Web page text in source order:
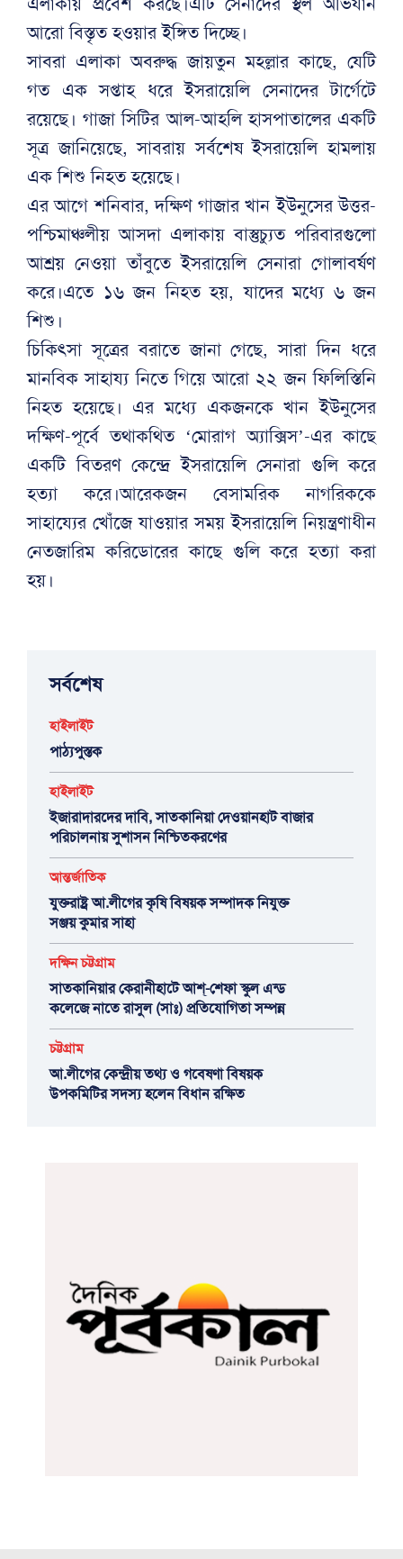
আরো বিস্তৃত হওয়ার ইঙ্গিত দিচ্ছে।
সাবরা এলাকা অবরুদ্ধ জায়তুন মহল্লার কাছে, যেটি
গত এক সপ্তাহ ধরে ইসরায়েলি সেনাদের টার্গেটে
রয়েছে। গাজা সিটির আল-আহলি হাসপাতালের একটি
সূত্র জানিয়েছে, সাবরায় সর্বশেষ ইসরায়েলি হামলায়
এক শিশু নিহত হয়েছে।
এর আগে শনিবার, দক্ষিণ গাজার খান ইউনুসের উত্তর-
পশ্চিমাঞ্চলীয় আসদা এলাকায় বাস্তুচ্যুত পরিবারগুলো
আশ্রয় নেওয়া তাঁবুতে ইসরায়েলি সেনারা গোলাবর্ষণ
করে।এতে ১৬ জন নিহত হয়, যাদের মধ্যে ৬ জন
শিশু।
চিকিৎসা সূত্রের বরাতে জানা গেছে, সারা দিন ধরে
মানবিক সাহায্য নিতে গিয়ে আরো ২২ জন ফিলিস্তিনি
নিহত হয়েছে। এর মধ্যে একজনকে খান ইউনুসের
দক্ষিণ-পূর্বে তথাকথিত ‘মোরাগ অ্যাক্সিস’-এর কাছে
একটি বিতরণ কেন্দ্রে ইসরায়েলি সেনারা গুলি করে
হত্যা করে।আরেকজন বেসামরিক নাগরিককে
সাহায্যের খোঁজে যাওয়ার সময় ইসরায়েলি নিয়ন্ত্রণাধীন
নেতজারিম করিডোরের কাছে গুলি করে হত্যা করা
হয়।
সর্বশেষ
হাইলাইট
পাঠ্যপুস্তক
হাইলাইট
ইজারাদারদের দাবি, সাতকানিয়া দেওয়ানহাট বাজার
পরিচালনায় সুশাসন নিশ্চিতকরণের
আন্তর্জাতিক
যুক্তরাষ্ট্র আ.লীগের কৃষি বিষয়ক সম্পাদক নিযুক্ত
সঞ্জয় কুমার সাহা
দক্ষিন চট্টগ্রাম
সাতকানিয়ার কেরানীহাটে আশ্-শেফা স্কুল এন্ড
কলেজে নাতে রাসুল (সাঃ) প্রতিযোগিতা সম্পন্ন
চট্টগ্রাম
আ.লীগের কেন্দ্রীয় তথ্য ও গবেষণা বিষয়ক
উপকমিটির সদস্য হলেন বিধান রক্ষিত